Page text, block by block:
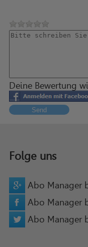
Deine Bewertung
Send
Folge uns
Abo Manager
Abo Manager
Abo Manager